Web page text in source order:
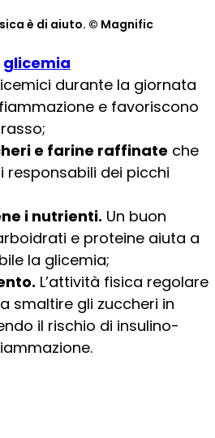
è di aiuto. © Magnific
glicemia
durante la giornata
e favoriscono
e farine raffinate che
responsabili dei picchi
i nutrienti. Un buon
e proteine aiuta a
la glicemia;
L’attività fisica regolare
smaltire gli zuccheri in
il rischio di insulino-